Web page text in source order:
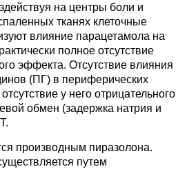
на центры боли и
тканях клеточные
влияние парацетамола на
полное отсутствие
эффекта. Отсутствие влияния
(ПГ) в периферических
у него отрицательного
обмен (задержка натрия и
производным пиразолона.
путем